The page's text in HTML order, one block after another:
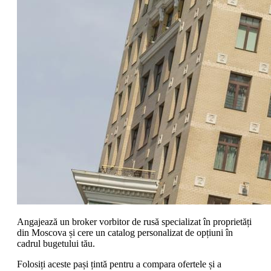
Angajează un broker vorbitor de rusă specializat în proprietăți
din Moscova și cere un catalog personalizat de opțiuni în
cadrul bugetului tău.
Folosiți aceste pași țintă pentru a compara ofertele și a